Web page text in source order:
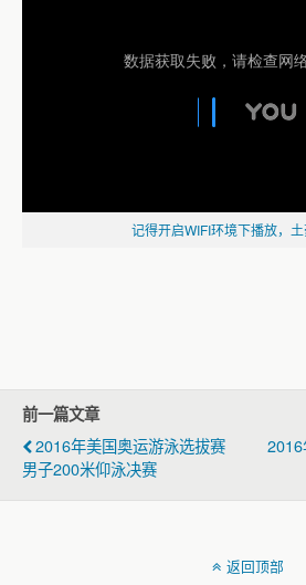
记得开启WIFI环境下播放，
前一篇文章
2016年美国奥运游泳选拔赛
男子200米仰泳决赛
返回顶部